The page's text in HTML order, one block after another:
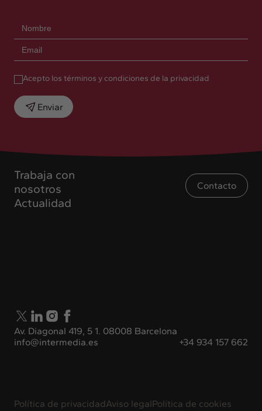
Trabaja con
nosotros
Actualidad
Contacto
Av. Diagonal 419, 5 1. 08008 Barcelona
info@intermedia.es
+34 934 157 662
Acepto los términos y condiciones de la privacidad
Enviar
Política de privacidadAviso legalPolítica de cookies